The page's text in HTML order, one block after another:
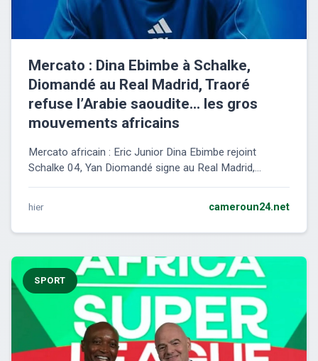
Mercato : Dina Ebimbe à Schalke,
Diomandé au Real Madrid, Traoré
refuse l’Arabie saoudite… les gros
mouvements africains
Mercato africain : Eric Junior Dina Ebimbe rejoint
Schalke 04, Yan Diomandé signe au Real Madrid,...
hier cameroun24.net
SPORT